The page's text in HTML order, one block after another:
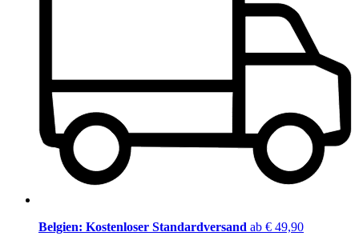
Belgien: Kostenloser Standardversand ab € 49,90